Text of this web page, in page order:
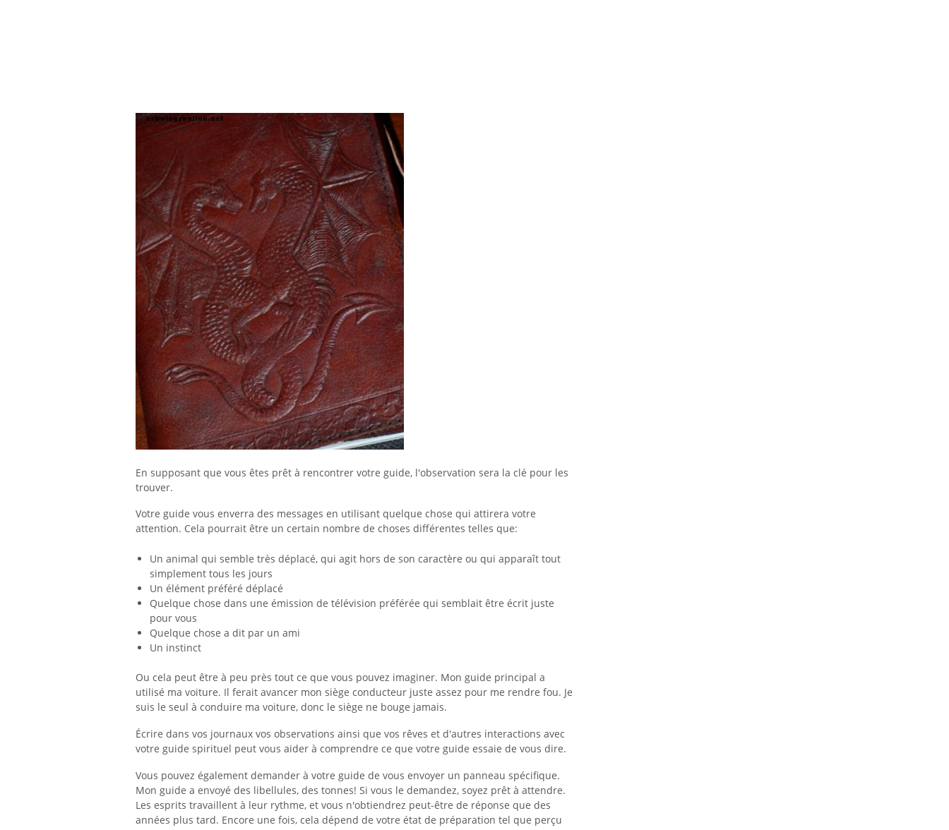
En supposant que vous êtes prêt à rencontrer votre guide, l'observation sera la clé pour les
trouver.
Votre guide vous enverra des messages en utilisant quelque chose qui attirera votre
attention. Cela pourrait être un certain nombre de choses différentes telles que:
Un animal qui semble très déplacé, qui agit hors de son caractère ou qui apparaît tout
simplement tous les jours
Un élément préféré déplacé
Quelque chose dans une émission de télévision préférée qui semblait être écrit juste
pour vous
Quelque chose a dit par un ami
Un instinct
Ou cela peut être à peu près tout ce que vous pouvez imaginer. Mon guide principal a
utilisé ma voiture. Il ferait avancer mon siège conducteur juste assez pour me rendre fou. Je
suis le seul à conduire ma voiture, donc le siège ne bouge jamais.
Écrire dans vos journaux vos observations ainsi que vos rêves et d'autres interactions avec
votre guide spirituel peut vous aider à comprendre ce que votre guide essaie de vous dire.
Vous pouvez également demander à votre guide de vous envoyer un panneau spécifique.
Mon guide a envoyé des libellules, des tonnes! Si vous le demandez, soyez prêt à attendre.
Les esprits travaillent à leur rythme, et vous n'obtiendrez peut-être de réponse que des
années plus tard. Encore une fois, cela dépend de votre état de préparation tel que perçu